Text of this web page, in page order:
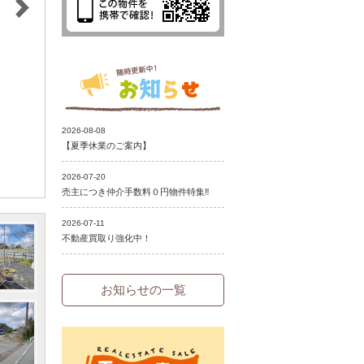
お知らせの一覧